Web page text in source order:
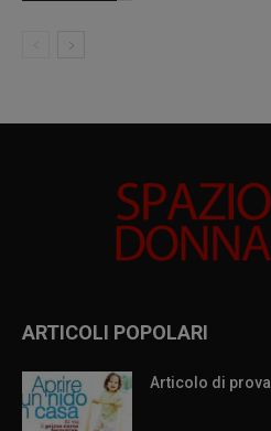
ARTICOLI POPOLARI
Articolo di prova